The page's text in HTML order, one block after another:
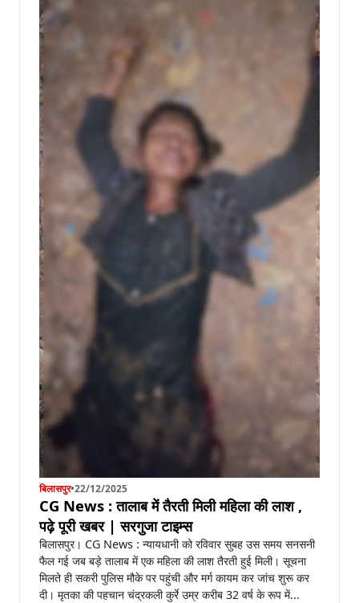
बिलासपुर•22/12/2025
CG News : तालाब में तैरती मिली महिला की लाश ,
पढ़े पूरी खबर | सरगुजा टाइम्स
बिलासपुर। CG News : न्यायधानी को रविवार सुबह उस समय सनसनी
फैल गई जब बड़े तालाब में एक महिला की लाश तैरती हुई मिली। सूचना
मिलते ही सकरी पुलिस मौके पर पहुंची और मर्ग कायम कर जांच शुरू कर
दी। मृतका की पहचान चंद्रकली कुर्रे उम्र करीब 32 वर्ष के रूप में...